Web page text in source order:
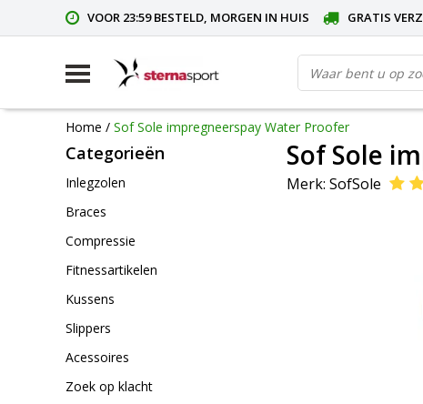
VOOR 23:59 BESTELD, MORGEN IN HUIS GRATIS
Home / Sof Sole impregneerspay Water Proofer
Categorieën
Inlegzolen
Braces
Compressie
Fitnessartikelen
Kussens
Slippers
Acessoires
Zoek op klacht
Sof Sole
Merk: SofSole